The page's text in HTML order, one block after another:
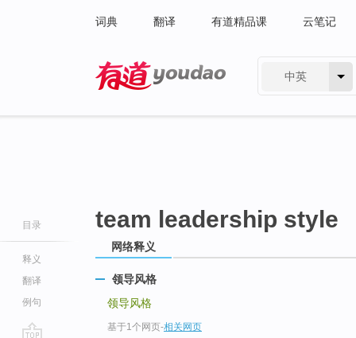
词典 翻译 有道精品课 云笔记
中英
目录
释义
翻译
例句
team leadership style
网络释义
领导风格
领导风格
基于1个网页-相关网页